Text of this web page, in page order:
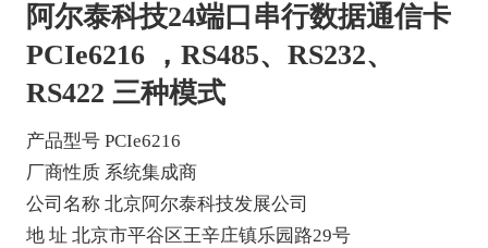
阿尔泰科技24端口串行数据通信卡
PCIe6216 ，RS485、RS232、
RS422 三种模式
产品型号 PCIe6216
厂商性质 系统集成商
公司名称 北京阿尔泰科技发展公司
地 址 北京市平谷区王辛庄镇乐园路29号